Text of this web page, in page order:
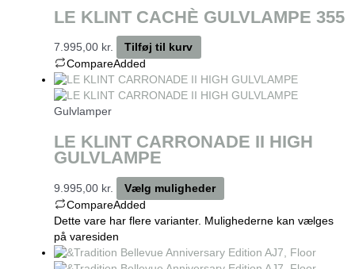
LE KLINT CACHÈ GULVLAMPE 355
7.995,00 kr. Tilføj til kurv
CompareAdded
Gulvlamper
LE KLINT CARRONADE II HIGH
GULVLAMPE
9.995,00 kr. Vælg muligheder
CompareAdded
Dette vare har flere varianter. Mulighederne kan vælges
på varesiden